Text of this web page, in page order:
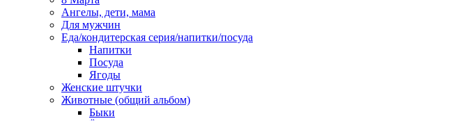
Ангелы, дети, мама
Для мужчин
Еда/кондитерская серия/напитки/посуда
Напитки
Посуда
Ягоды
Женские штучки
Животные (общий альбом)
Быки